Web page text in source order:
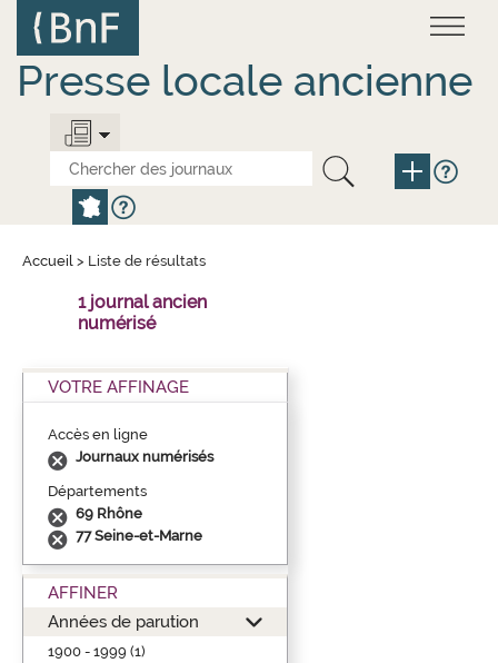
contenu
principal
Presse locale ancienne
Accueil > Liste de résultats
1 journal ancien
numérisé
VOTRE AFFINAGE
Accès en ligne
Journaux numérisés
Départements
69 Rhône
77 Seine-et-Marne
AFFINER
Années de parution
1900 - 1999 (1)
Panneau de gestion des cookies